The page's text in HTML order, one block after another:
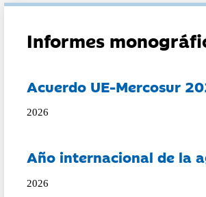
Informes
Acuerdo UE-Mercosur
2026
Año internacional de la
2026